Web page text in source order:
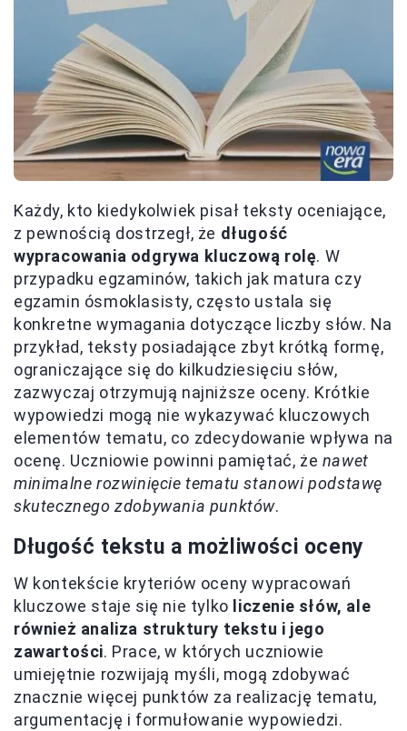
Każdy, kto kiedykolwiek pisał teksty oceniające,
z pewnością dostrzegł, że długość
wypracowania odgrywa kluczową rolę. W
przypadku egzaminów, takich jak matura czy
egzamin ósmoklasisty, często ustala się
konkretne wymagania dotyczące liczby słów. Na
przykład, teksty posiadające zbyt krótką formę,
ograniczające się do kilkudziesięciu słów,
zazwyczaj otrzymują najniższe oceny. Krótkie
wypowiedzi mogą nie wykazywać kluczowych
elementów tematu, co zdecydowanie wpływa na
ocenę. Uczniowie powinni pamiętać, że nawet
minimalne rozwinięcie tematu stanowi podstawę
skutecznego zdobywania punktów.
Długość tekstu a możliwości oceny
W kontekście kryteriów oceny wypracowań
kluczowe staje się nie tylko liczenie słów, ale
również analiza struktury tekstu i jego
zawartości. Prace, w których uczniowie
umiejętnie rozwijają myśli, mogą zdobywać
znacznie więcej punktów za realizację tematu,
argumentację i formułowanie wypowiedzi.